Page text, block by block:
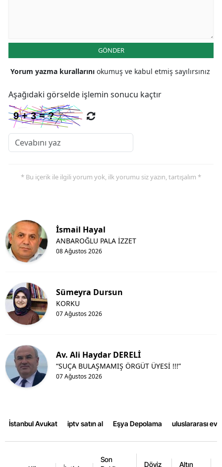
GÖNDER
Yorum yazma kurallarını okumuş ve kabul etmiş sayılırsınız
Aşağıdaki görselde işlemin sonucu kaçtır
* Bu içerik ile ilgili yorum yok, ilk yorumu siz yazın, tartışalım *
İsmail Hayal
08 Ağustos 2026
ANBAROĞLU PALA İZZET
Sümeyra Dursun
07 Ağustos 2026
KORKU
Av. Ali Haydar DERELİ
07 Ağustos 2026
“SUÇA BULAŞMAMIŞ ÖRGÜT ÜYESİ !!!”
İstanbul Avukat iptv satın al Eşya Depolama uluslararası
Son
Döviz Altın